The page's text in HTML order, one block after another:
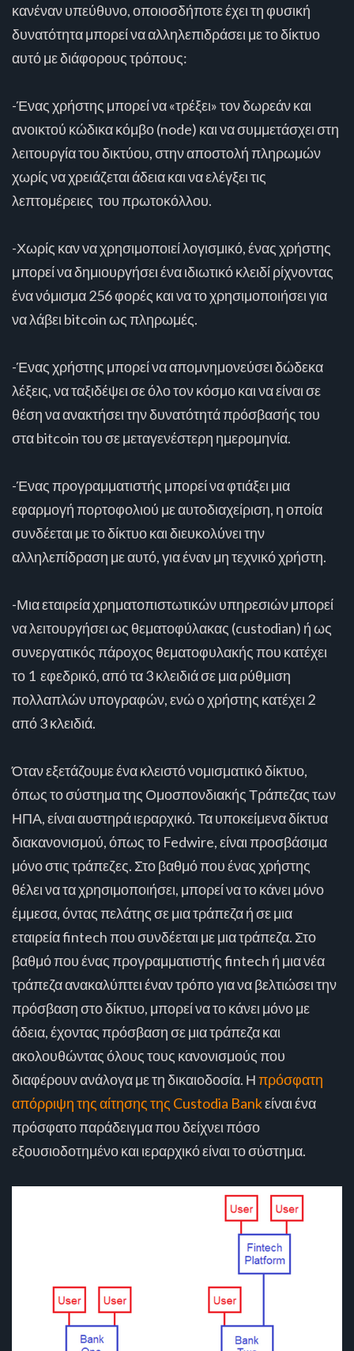
κανέναν υπεύθυνο, οποιοσδήποτε έχει τη φυσική
δυνατότητα μπορεί να αλληλεπιδράσει με το δίκτυο
αυτό με διάφορους τρόπους:
-Ένας χρήστης μπορεί να «τρέξει» τον δωρεάν και
ανοικτού κώδικα κόμβο (node) και να συμμετάσχει στη
λειτουργία του δικτύου, στην αποστολή πληρωμών
χωρίς να χρειάζεται άδεια και να ελέγξει τις
λεπτομέρειες του πρωτοκόλλου.
-Χωρίς καν να χρησιμοποιεί λογισμικό, ένας χρήστης
μπορεί να δημιουργήσει ένα ιδιωτικό κλειδί ρίχνοντας
ένα νόμισμα 256 φορές και να το χρησιμοποιήσει για
να λάβει bitcoin ως πληρωμές.
-Ένας χρήστης μπορεί να απομνημονεύσει δώδεκα
λέξεις, να ταξιδέψει σε όλο τον κόσμο και να είναι σε
θέση να ανακτήσει την δυνατότητά πρόσβασής του
στα bitcoin του σε μεταγενέστερη ημερομηνία.
-Ένας προγραμματιστής μπορεί να φτιάξει μια
εφαρμογή πορτοφολιού με αυτοδιαχείριση, η οποία
συνδέεται με το δίκτυο και διευκολύνει την
αλληλεπίδραση με αυτό, για έναν μη τεχνικό χρήστη.
-Μια εταιρεία χρηματοπιστωτικών υπηρεσιών μπορεί
να λειτουργήσει ως θεματοφύλακας (custodian) ή ως
συνεργατικός πάροχος θεματοφυλακής που κατέχει
το 1 εφεδρικό, από τα 3 κλειδιά σε μια ρύθμιση
πολλαπλών υπογραφών, ενώ ο χρήστης κατέχει 2
από 3 κλειδιά.
Όταν εξετάζουμε ένα κλειστό νομισματικό δίκτυο,
όπως το σύστημα της Ομοσπονδιακής Τράπεζας των
ΗΠΑ, είναι αυστηρά ιεραρχικό. Τα υποκείμενα δίκτυα
διακανονισμού, όπως το Fedwire, είναι προσβάσιμα
μόνο στις τράπεζες. Στο βαθμό που ένας χρήστης
θέλει να τα χρησιμοποιήσει, μπορεί να το κάνει μόνο
έμμεσα, όντας πελάτης σε μια τράπεζα ή σε μια
εταιρεία fintech που συνδέεται με μια τράπεζα. Στο
βαθμό που ένας προγραμματιστής fintech ή μια νέα
τράπεζα ανακαλύπτει έναν τρόπο για να βελτιώσει την
πρόσβαση στο δίκτυο, μπορεί να το κάνει μόνο με
άδεια, έχοντας πρόσβαση σε μια τράπεζα και
ακολουθώντας όλους τους κανονισμούς που
διαφέρουν ανάλογα με τη δικαιοδοσία. Ηπρόσφατη
απόρριψη της αίτησης της Custodia Bankείναι ένα
πρόσφατο παράδειγμα που δείχνει πόσο
εξουσιοδοτημένο και ιεραρχικό είναι το σύστημα.